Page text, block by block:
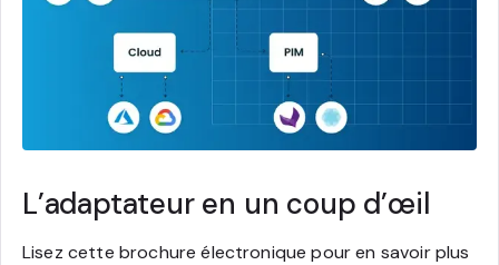
L’adaptateur en un coup d’œil
Lisez cette brochure électronique pour en savoir plus